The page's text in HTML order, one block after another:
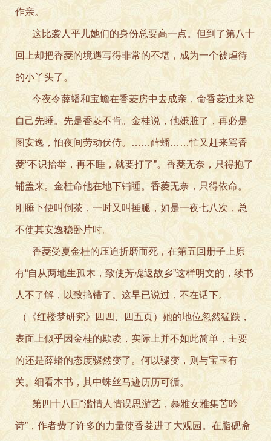
作亲。
这比袭人平儿她们的身份总要高一点。但到了第八十
回上却把香菱的境遇写得非常的不堪，成为一个被虐待
的小丫头了。
今夜令薛蟠和宝蟾在香菱房中去成亲，命香菱过来陪
自己先睡。先是香菱不肯。金桂说，他嫌脏了，再必是
图安逸，怕夜间劳动伏侍。……薛蟠……忙又赶来骂香
菱“不识抬举，再不睡，就要打了”。香菱无奈，只得抱了
铺盖来。金桂命他在地下铺睡。香菱无奈，只得依命。
刚睡下便叫倒茶，一时又叫捶腿，如是一夜七八次，总
不使其安逸稳卧片时。
香菱受夏金桂的压迫折磨而死，在第五回册子上原
有“自从两地生孤木，致使芳魂返故乡”这样明文的，续书
人不了解，以致搞错了。这早已说过，不在话下。
（《红楼梦研究》四四、四五页）她的地位忽然猛跌，
表面上似乎因金桂的欺凌，实际上并不如此简单，主要
的还是薛蟠的态度骤然变了。何以骤变，则与宝玉有
关。细看本书，其中蛛丝马迹历历可循。
第四十八回“滥情人情误思游艺，慕雅女雅集苦吟
诗”，作者费了许多的力量使香菱进了大观园。在脂砚斋